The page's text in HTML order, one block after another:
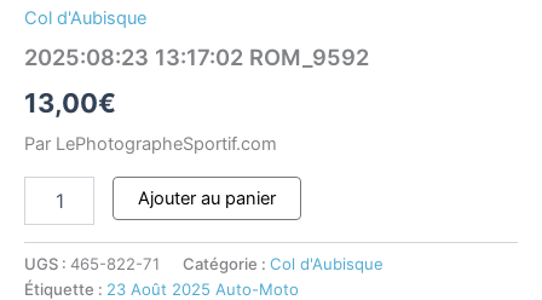
Col d'Aubisque
2025:08:23 13:17:02 ROM_9592
13,00€
Par LePhotographeSportif.com
Ajouter au panier
UGS : 465-822-71 Catégorie : Col d'Aubisque
Étiquette : 23 Août 2025 Auto-Moto